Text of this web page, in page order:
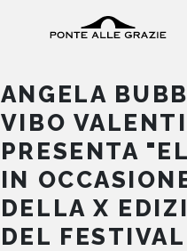
HOME
CHI SIAMO
ANGELA
VIBO
PRESENTA
IN
DELLA X
DEL FESTIVAL